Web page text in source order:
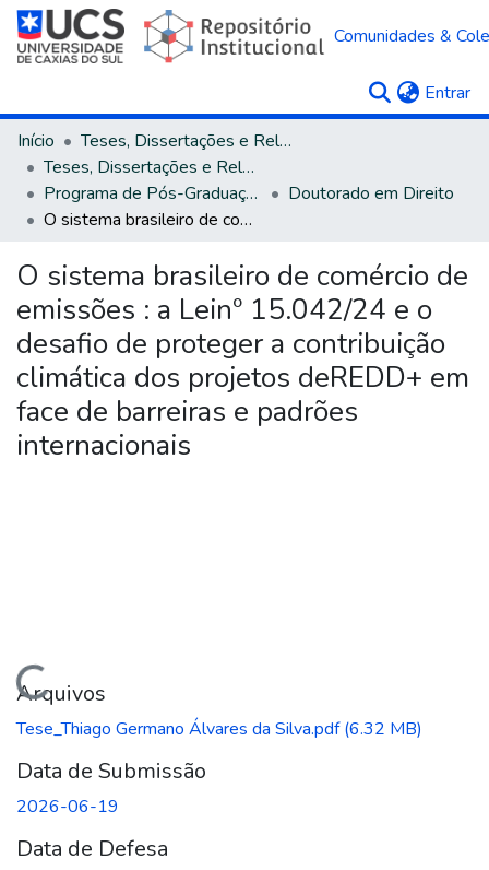
Comunidades &
Entrar
Início
Teses, Dissertações e Relatórios
Teses, Dissertações e Relatórios defendidos na UCS
Programa de Pós-Graduação em Direito
Doutorado em Direito
O sistema brasileiro de comércio de emissões : a Leinº 15.042/24 e o desafio de proteger a contribuição climática dos projetos deREDD+ em face de barreiras e padrões internacionais
O sistema brasileiro de comércio de
emissões : a Leinº 15.042/24 e o
desafio de proteger a contribuição
climática dos projetos deREDD+ em
face de barreiras e padrões
internacionais
Arquivos
Tese_Thiago Germano Álvares da Silva.pdf(6.32 MB)
Data de Submissão
2026-06-19
Data de Defesa